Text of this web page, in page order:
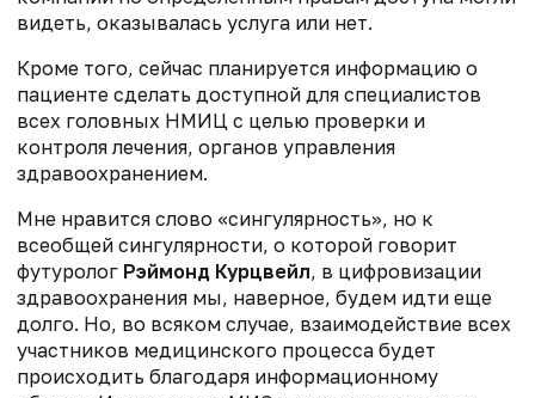
видеть, оказывалась услуга или нет.
Кроме того, сейчас планируется информацию о
пациенте сделать доступной для специалистов
всех головных НМИЦ с целью проверки и
контроля лечения, органов управления
здравоохранением.
Мне нравится слово «сингулярность», но к
всеобщей сингулярности, о которой говорит
футуролог Рэймонд Курцвейл, в цифровизации
здравоохранения мы, наверное, будем идти еще
долго. Но, во всяком случае, взаимодействие всех
участников медицинского процесса будет
происходить благодаря информационному